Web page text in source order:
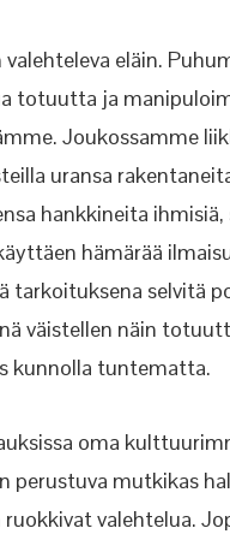
valehteleva eläin.
totuutta ja
Joukossamme
uransa
hankkineita ihmisiä,
hämärää
tarkoituksena selvitä
väistellen näin
kunnolla tuntematta.
oma
perustuva mutkikas
ruokkivat valehtelua.